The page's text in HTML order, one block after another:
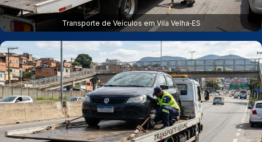
Transporte de Veículos em Vila Velha‑ES